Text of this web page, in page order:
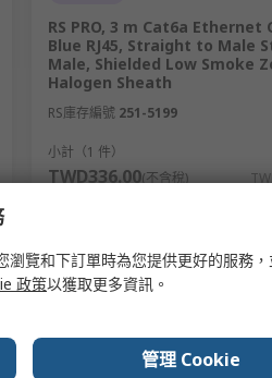
RS PRO, 3 m Cat6a Ethernet
Blue RJ45, Straight to Male
Male, Shielded Low Smoke
Halogen Sheath
RS庫存編號 251-5199
小計（1 件）
TWD336.00(不含稅)
比較
覽和下訂單時為您提供更好的服務
政策以獲取更多資訊。
管理 Cookie